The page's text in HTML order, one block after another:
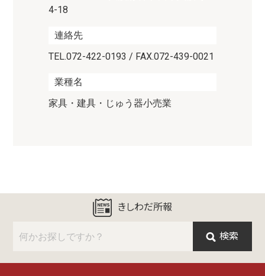
4-18
連絡先
TEL.072-422-0193 / FAX.072-439-0021
業種名
家具・建具・じゅう器小売業
きしわだ所報
検索